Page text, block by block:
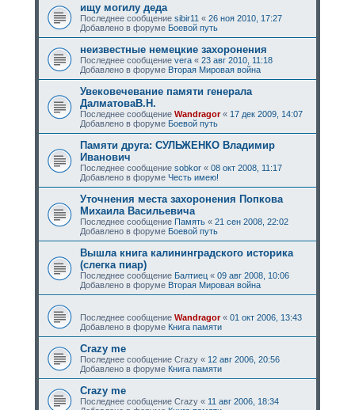
ищу могилу дедa
Последнее сообщение sibir11 « 26 ноя 2010, 17:27
Добавлено в форуме Боевой путь
неизвестные немецкие захоронения
Последнее сообщение vera« 23 авг 2010, 11:18
Добавлено в форуме Вторая Мировая война
Увековечевание памяти генерала
ДалматоваВ.Н.
Последнее сообщение Wandragor« 17 дек 2009, 14:07
Добавлено в форуме Боевой путь
Памяти друга: СУЛЬЖЕНКО Владимир
Иванович
Последнее сообщение sobkor« 08 окт 2008, 11:17
Добавлено в форуме Честь имею!
Уточнения места захоронения Попкова
Михаила Васильевича
Последнее сообщение Память« 21 сен 2008, 22:02
Добавлено в форуме Боевой путь
Вышла книга калининградского историка
(слегка пиар)
Последнее сообщение Балтиец« 09 авг 2008, 10:06
Добавлено в форуме Вторая Мировая война
Последнее сообщение Wandragor« 01 окт 2006, 13:43
Добавлено в форуме Книга памяти
Crazy me
Последнее сообщение Crazy« 12 авг 2006, 20:56
Добавлено в форуме Книга памяти
Crazy me
Последнее сообщение Crazy« 11 авг 2006, 18:34